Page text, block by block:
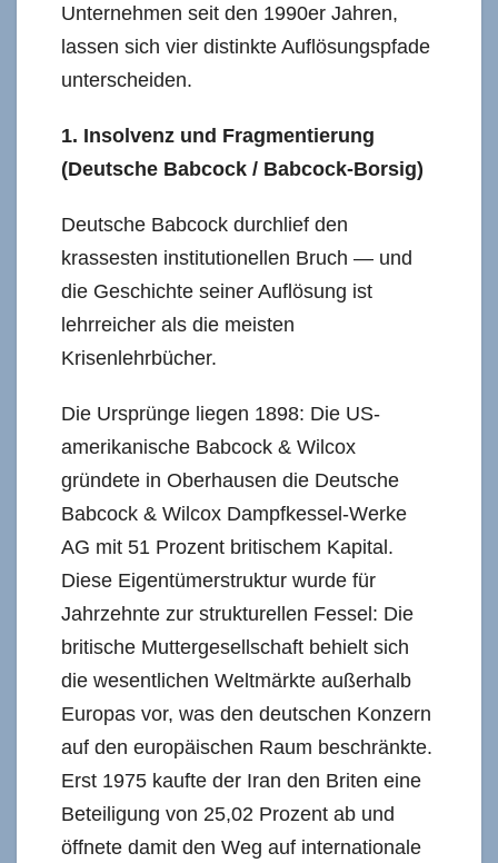
Unternehmen seit den 1990er Jahren,
lassen sich vier distinkte Auflösungspfade
unterscheiden.
1. Insolvenz und Fragmentierung
(Deutsche Babcock / Babcock-Borsig)
Deutsche Babcock durchlief den
krassesten institutionellen Bruch — und
die Geschichte seiner Auflösung ist
lehrreicher als die meisten
Krisenlehrbücher.
Die Ursprünge liegen 1898: Die US-
amerikanische Babcock & Wilcox
gründete in Oberhausen die Deutsche
Babcock & Wilcox Dampfkessel-Werke
AG mit 51 Prozent britischem Kapital.
Diese Eigentümerstruktur wurde für
Jahrzehnte zur strukturellen Fessel: Die
britische Muttergesellschaft behielt sich
die wesentlichen Weltmärkte außerhalb
Europas vor, was den deutschen Konzern
auf den europäischen Raum beschränkte.
Erst 1975 kaufte der Iran den Briten eine
Beteiligung von 25,02 Prozent ab und
öffnete damit den Weg auf internationale